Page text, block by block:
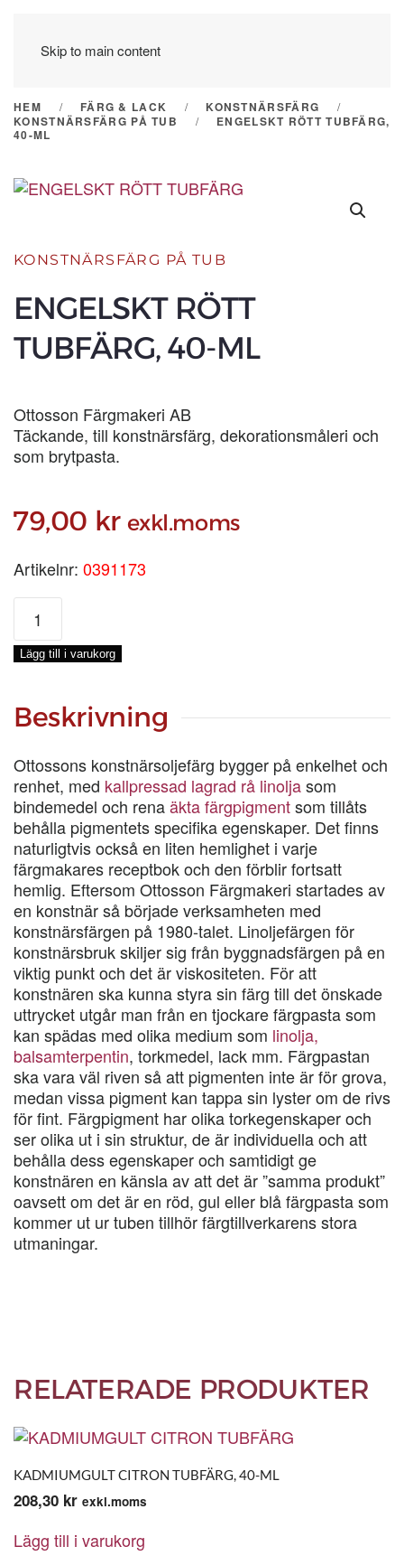
Skip to main content
HEM FÄRG & LACK
KONSTNÄRSFÄRG
KONSTNÄRSFÄRG PÅ TUB
ENGELSKT RÖTT TUBFÄRG,
40-ML
KONSTNÄRSFÄRG PÅ TUB
ENGELSKT RÖTT
TUBFÄRG, 40-ML
Ottosson Färgmakeri AB
Täckande, till konstnärsfärg, dekorationsmåleri och
som brytpasta.
79,00 kr exkl.moms
Artikelnr: 0391173
ENGELSKT
RÖTT
TUBFÄRG,
40-
mängd
Lägg till i varukorg
Beskrivning
Ottossons konstnärsoljefärg bygger på enkelhet och
renhet, med kallpressad lagrad rå linoljasom
bindemedel och renaäkta färgpigmentsom tillåts
behålla pigmentets specifika egenskaper. Det finns
naturligtvis också en liten hemlighet i varje
färgmakares receptbok och den förblir fortsatt
hemlig. Eftersom Ottosson Färgmakeri startades av
en konstnär så började verksamheten med
konstnärsfärgen på 1980-talet. Linoljefärgen för
konstnärsbruk skiljer sig från byggnadsfärgen på en
viktig punkt och det är viskositeten. För att
konstnären ska kunna styra sin färg till det önskade
uttrycket utgår man från en tjockare färgpasta som
kan spädas med olika medium som linolja,
balsamterpentin, torkmedel, lack mm. Färgpastan
ska vara väl riven så att pigmenten inte är för grova,
medan vissa pigment kan tappa sin lyster om de rivs
för fint. Färgpigment har olika torkegenskaper och
ser olika ut i sin struktur, de är individuella och att
behålla dess egenskaper och samtidigt ge
konstnären en känsla av att det är ”samma produkt”
oavsett om det är en röd, gul eller blå färgpasta som
kommer ut ur tuben tillhör färgtillverkarens stora
utmaningar.
RELATERADE PRODUKTER
KADMIUMGULT CITRON TUBFÄRG, 40-ML
208,30 kr exkl.moms
Lägg till i varukorg